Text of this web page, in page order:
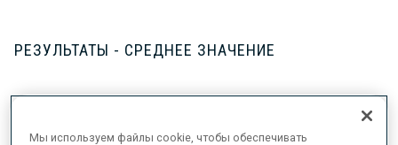
РЕЗУЛЬТАТЫ - СРЕДНЕЕ ЗНАЧЕНИЕ
+5.8 s/km
Мы используем файлы cookie, чтобы обеспечивать